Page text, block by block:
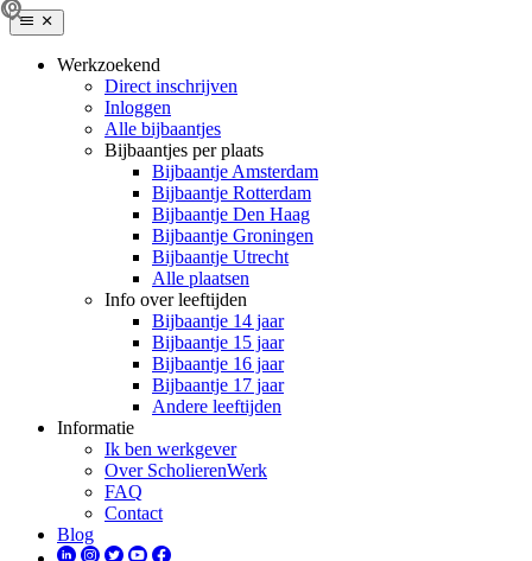
Werkzoekend
Direct inschrijven
Inloggen
Alle bijbaantjes
Bijbaantjes per plaats
Bijbaantje Amsterdam
Bijbaantje Rotterdam
Bijbaantje Den Haag
Bijbaantje Groningen
Bijbaantje Utrecht
Alle plaatsen
Info over leeftijden
Bijbaantje 14 jaar
Bijbaantje 15 jaar
Bijbaantje 16 jaar
Bijbaantje 17 jaar
Andere leeftijden
Informatie
Ik ben werkgever
Over ScholierenWerk
FAQ
Contact
Blog